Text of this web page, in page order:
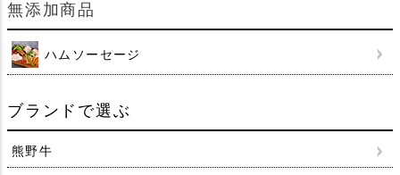
無添加商品
ハムソーセージ
ブランドで選ぶ
熊野牛